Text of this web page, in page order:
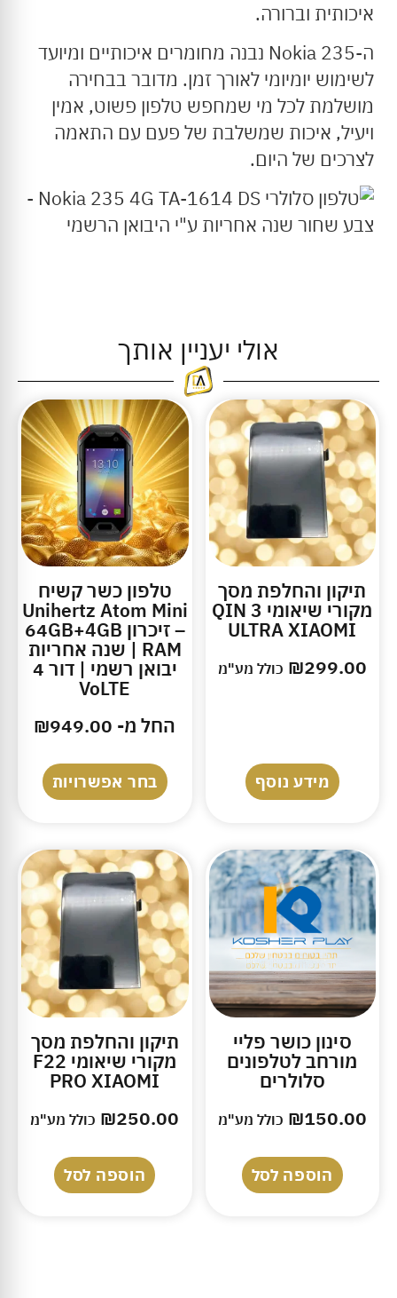
איכותית וברורה.
ה-Nokia 235 נבנה מחומרים איכותיים ומיועד
לשימוש יומיומי לאורך זמן. מדובר בבחירה
מושלמת לכל מי שמחפש טלפון פשוט, אמין
ויעיל, איכות שמשלבת של פעם עם התאמה
לצרכים של היום.
אולי יעניין אותך
תיקון והחלפת מסך
מקורי שיאומי QIN 3
ULTRA XIAOMI
₪299.00 כולל מע"מ
מידע נוסף
טלפון כשר קשיח
Unihertz Atom Mini
– זיכרון 64GB+4GB
RAM | שנה אחריות
יבואן רשמי | דור 4
VoLTE
החל מ-
₪949.00
בחר אפשרויות
סינון כושר פליי
מורחב לטלפונים
סלולרים
₪150.00 כולל מע"מ
הוספה לסל
תיקון והחלפת מסך
מקורי שיאומי F22
PRO XIAOMI
₪250.00 כולל מע"מ
הוספה לסל